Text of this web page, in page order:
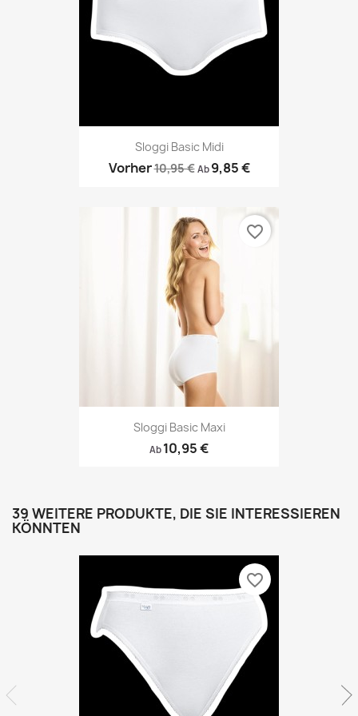
Sloggi Basic Midi
Vorher10,95 € Ab 9,85 €
Sloggi Basic Maxi
Ab 10,95 €
favorite_border
39 WEITERE PRODUKTE, DIE SIE INTERESSIEREN
KÖNNTEN
favorite_border